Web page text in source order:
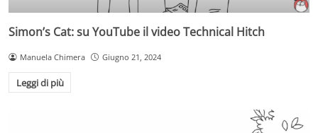
Simon’s Cat: su YouTube il video Technical Hitch
Manuela Chimera Giugno 21, 2024
Leggi di più